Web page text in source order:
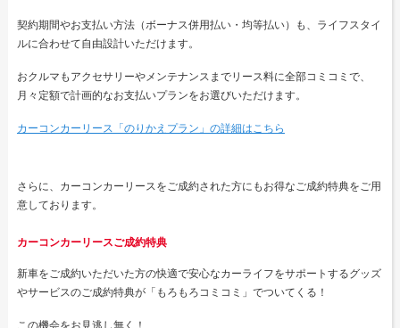
契約期間やお支払い方法（ボーナス併用払い・均等払い）も、ライフスタイ
ルに合わせて自由設計いただけます。
おクルマもアクセサリーやメンテナンスまでリース料に全部コミコミで、
月々定額で計画的なお支払いプランをお選びいただけます。
カーコンカーリース「のりかえプラン」の詳細はこちら
さらに、カーコンカーリースをご成約された方にもお得なご成約特典をご用
意しております。
カーコンカーリースご成約特典
新車をご成約いただいた方の快適で安心なカーライフをサポートするグッズ
やサービスのご成約特典が「もろもろコミコミ」でついてくる！
この機会をお見逃し無く！